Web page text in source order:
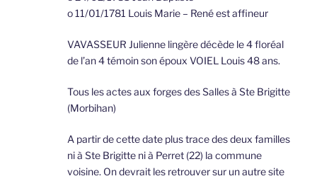
o 11/01/1781 Louis Marie – René est affineur
VAVASSEUR Julienne lingère décède le 4 floréal
de l’an 4 témoin son époux VOIEL Louis 48 ans.
Tous les actes aux forges des Salles à Ste Brigitte
(Morbihan)
A partir de cette date plus trace des deux familles
ni à Ste Brigitte ni à Perret (22) la commune
voisine. On devrait les retrouver sur un autre site